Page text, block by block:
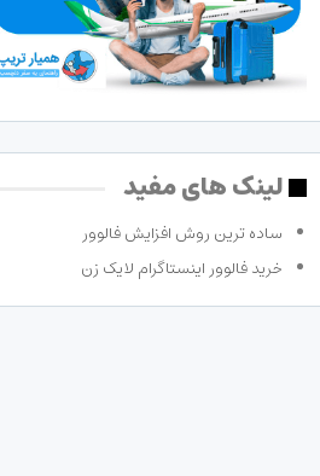
لینک های مفید
ساده ترین روش افزایش فالوور
خرید فالوور اینستاگرام لایک زن